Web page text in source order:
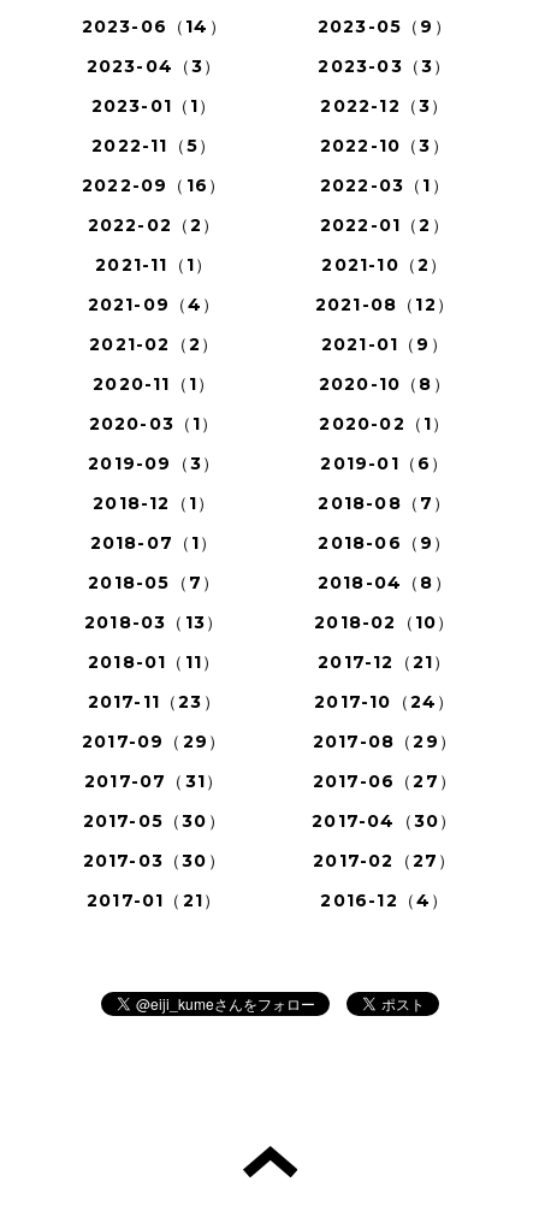
2023-06（14）
2023-05（9）
2023-04（3）
2023-03（3）
2023-01（1）
2022-12（3）
2022-11（5）
2022-10（3）
2022-09（16）
2022-03（1）
2022-02（2）
2022-01（2）
2021-11（1）
2021-10（2）
2021-09（4）
2021-08（12）
2021-02（2）
2021-01（9）
2020-11（1）
2020-10（8）
2020-03（1）
2020-02（1）
2019-09（3）
2019-01（6）
2018-12（1）
2018-08（7）
2018-07（1）
2018-06（9）
2018-05（7）
2018-04（8）
2018-03（13）
2018-02（10）
2018-01（11）
2017-12（21）
2017-11（23）
2017-10（24）
2017-09（29）
2017-08（29）
2017-07（31）
2017-06（27）
2017-05（30）
2017-04（30）
2017-03（30）
2017-02（27）
2017-01（21）
2016-12（4）